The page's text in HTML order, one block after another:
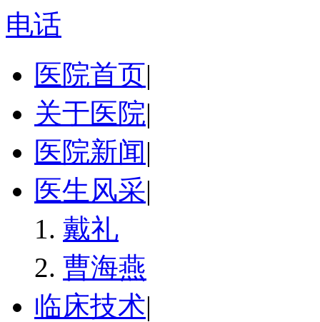
电话
医院首页|
关于医院|
医院新闻|
医生风采|
戴礼
曹海燕
临床技术|